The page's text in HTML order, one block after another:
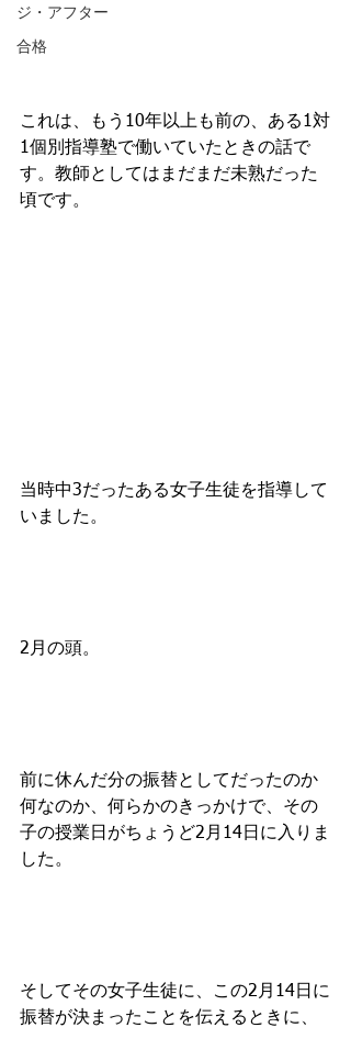
ジ・アフター
合格
これは、もう10年以上も前の、ある1対
1個別指導塾で働いていたときの話で
す。教師としてはまだまだ未熟だった
頃です。
当時中3だったある女子生徒を指導して
いました。
2月の頭。
前に休んだ分の振替としてだったのか
何なのか、何らかのきっかけで、その
子の授業日がちょうど2月14日に入りま
した。
そしてその女子生徒に、この2月14日に
振替が決まったことを伝えるときに、